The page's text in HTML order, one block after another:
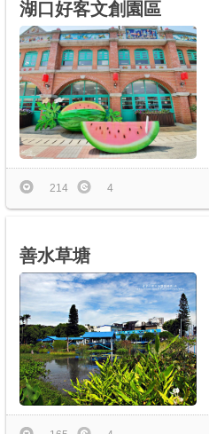
湖口好客文創園區
214 4
善水草塘